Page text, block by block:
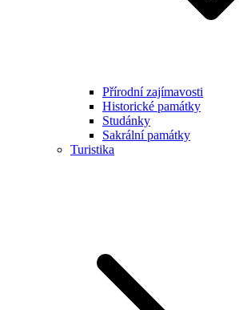
Přírodní zajímavosti
Historické památky
Studánky
Sakrální památky
Turistika